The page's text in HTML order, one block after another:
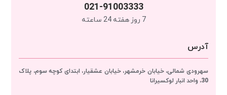
021-91003333
7 روز هفته 24 ساعته
آدرس
سهرودی شمالی، خیابان خرمشهر، خیابان عشقیار، ابتدای کوچه سوم، پلاک
30، واحد انبار
لوکسیرانا